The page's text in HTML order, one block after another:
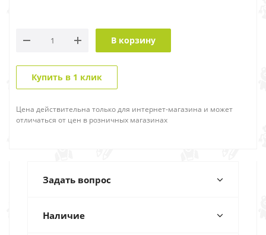
В корзину
Купить в 1 клик
Цена действительна только для интернет-магазина и может
отличаться от цен в розничных магазинах
Задать вопрос
Наличие